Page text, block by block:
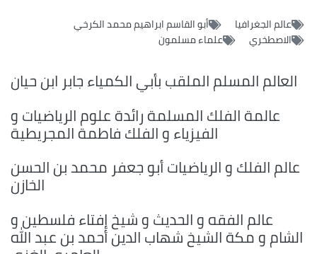
عالم الجغرافيا
أبو القاسم ابراهيم محمد الكرخي
الاصطخري
علماء مسلمون
العالم المسلم الملقب بأبي الكمياء جابر ابن حيان
عالمة الفلك المسلمة رائدة علوم الرياضيات و
الفيزياء و الفلك فاطمة المجريطية
عالم الفلك و الرياضيات أبو جعفر محمد بن الحسن
الخازن
عالم الفقه و الحديث و شيخ إفتاء فلسطين و
الشام و مكة الشيخ شهاب الدين أحمد بن عبد الله